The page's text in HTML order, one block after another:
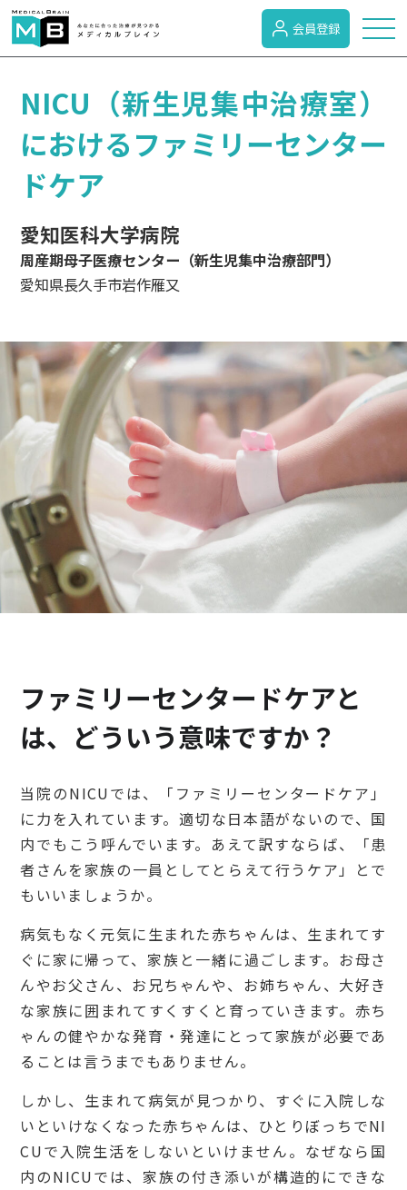
トピックス
症状検索
病名検索
病気のカテゴリー
がん
検診・検査
出産・子ども
病院の機能と役割
会員登録
NICU（新生児集中治療室）
におけるファミリーセンター
ドケア
愛知医科大学病院
周産期母子医療センター（新生児集中治療部門）
愛知県長久手市岩作雁又
ファミリーセンタードケアと
は、どういう意味ですか？
当院のNICUでは、「ファミリーセンタードケア」
に力を入れています。適切な日本語がないので、国
内でもこう呼んでいます。あえて訳すならば、「患
者さんを家族の一員としてとらえて行うケア」とで
もいいましょうか。
病気もなく元気に生まれた赤ちゃんは、生まれてす
ぐに家に帰って、家族と一緒に過ごします。お母さ
んやお父さん、お兄ちゃんや、お姉ちゃん、大好き
な家族に囲まれてすくすくと育っていきます。赤ち
ゃんの健やかな発育・発達にとって家族が必要であ
ることは言うまでもありません。
しかし、生まれて病気が見つかり、すぐに入院しな
いといけなくなった赤ちゃんは、ひとりぼっちでNI
CUで入院生活をしないといけません。なぜなら国
内のNICUでは、家族の付き添いが構造的にできな